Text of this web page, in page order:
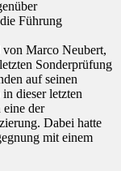
Führung
Marco Neubert,
Sonderprüfung
auf seinen
dieser letzten
der
Dabei hatte
mit einem